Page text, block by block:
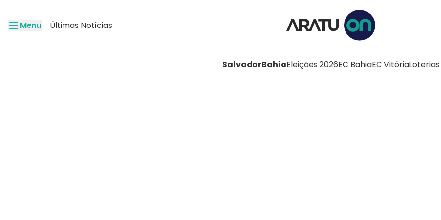
Menu Últimas Notícias
SalvadorBahiaEleições 2026EC BahiaEC VitóriaLoterias